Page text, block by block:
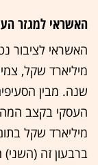
האשראי למגזר העסקי
שנה. מבין
מיליארד שקל
ברבעון זה